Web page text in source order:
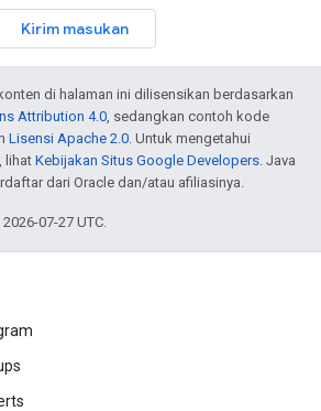
Kirim masukan
di halaman ini dilisensikan berdasarkan
Attribution 4.0, sedangkan contoh kode
Lisensi Apache 2.0. Untuk mengetahui
lihat Kebijakan Situs Google Developers. Java
dari Oracle dan/atau afiliasinya.
07-27 UTC.